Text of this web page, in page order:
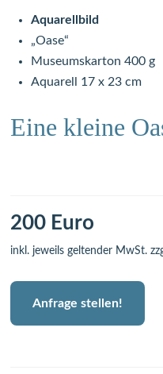
Aquarellbild
„Oase“
Museumskarton 400 g
Aquarell 17 x 23 cm
Eine kleine
200 Euro
inkl. jeweils geltender MwSt.
Anfrage stellen!